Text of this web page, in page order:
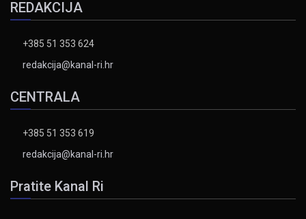
REDAKCIJA
+385 51 353 624
redakcija@kanal-ri.hr
CENTRALA
+385 51 353 619
redakcija@kanal-ri.hr
Pratite Kanal Ri